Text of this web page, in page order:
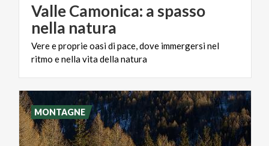
Valle Camonica: a spasso
nella natura
Vereeproprieoasidipace,dove immergersinel
ritmo enellavitadellanatura
MONTAGNE